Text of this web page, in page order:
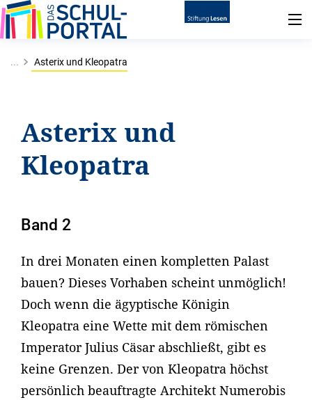
... Asterix und Kleopatra
Asterix und
Kleopatra
Band 2
In drei Monaten einen kompletten Palast
bauen? Dieses Vorhaben scheint unmöglich!
Doch wenn die ägyptische Königin
Kleopatra eine Wette mit dem römischen
Imperator Julius Cäsar abschließt, gibt es
keine Grenzen. Der von Kleopatra höchst
persönlich beauftragte Architekt Numerobis